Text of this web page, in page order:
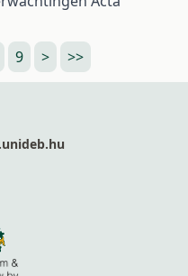
9 > >>